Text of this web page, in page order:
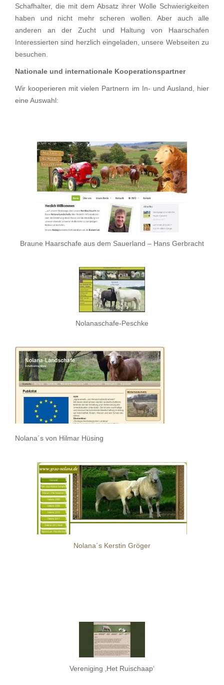
Schafhalter, die mit dem Absatz ihrer Wolle Schwierigkeiten
haben und nicht mehr scheren wollen. Aber auch alle
anderen an der Zucht und Haltung von Haarschafen
Interessierten sind herzlich eingeladen, unsere Webseiten zu
besuchen.
Nationale und internationale Kooperationspartner
Wir kooperieren mit vielen Partnern im In- und Ausland, hier
eine Auswahl:
Braune Haarschafe aus dem Sauerland – Hans Gerbracht
Nolanaschafe-Peschke
Nolana´s von Hilmar Hüsing
Nolana´s Kerstin Gröger
Vereniging ‚Het Ruischaap‘